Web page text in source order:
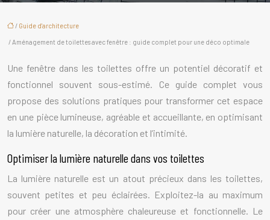
/ Guide d'architecture
/ Aménagement de toilettes avec fenêtre : guide complet pour une déco optimale
Une fenêtre dans les toilettes offre un potentiel décoratif et
fonctionnel souvent sous-estimé. Ce guide complet vous
propose des solutions pratiques pour transformer cet espace
en une pièce lumineuse, agréable et accueillante, en optimisant
la lumière naturelle, la décoration et l’intimité.
Optimiser la lumière naturelle dans vos toilettes
La lumière naturelle est un atout précieux dans les toilettes,
souvent petites et peu éclairées. Exploitez-la au maximum
pour créer une atmosphère chaleureuse et fonctionnelle. Le